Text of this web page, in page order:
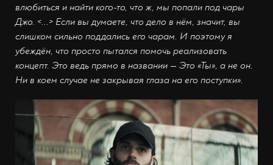
влюбиться и найти кого-то, что ж, мы попали под чары
Джо. <...> Если вы думаете, что дело в нём, значит, вы
слишком сильно поддались его чарам. И поэтому я
убеждён, что просто пытался помочь реализовать
концепт. Это ведь прямо в названии — Это «Ты», а не он.
Ни в коем случае не закрывая глаза на его поступки».